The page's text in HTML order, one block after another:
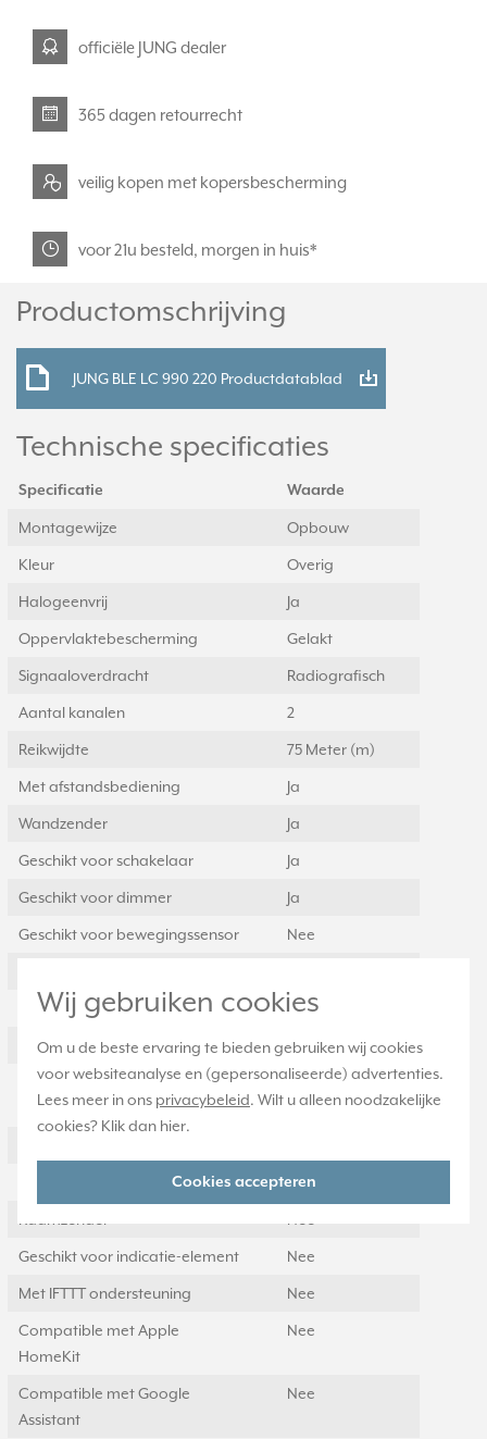
Wij gebruiken cookies
Om u de beste ervaring te bieden gebruiken wij cookies
voor websiteanalyse en (gepersonaliseerde) advertenties.
Lees meer in ons privacybeleid. Wilt u alleen noodzakelijke
cookies? Klik dan hier.
Cookies accepteren
officiële JUNG dealer
365 dagen retourrecht
veilig kopen met kopersbescherming
voor 21u besteld, morgen in huis*
Productomschrijving
JUNG BLE LC 990 220 Productdatablad
Technische specificaties
Specificatie Waarde
Montagewijze Opbouw
Kleur Overig
Halogeenvrij Ja
Oppervlaktebescherming Gelakt
Signaaloverdracht Radiografisch
Aantal kanalen 2
Reikwijdte 75 Meter (m)
Met afstandsbediening Ja
Wandzender Ja
Geschikt voor schakelaar Ja
Geschikt voor dimmer Ja
Geschikt voor bewegingssensor Nee
Materiaal Kunststof
Met handzender Nee
Geschikt voor
jaloezieschakelaar
Ja
Uitvoering oppervlakte Mat
Geschikt voor indicatie-element Nee
Met IFTTT ondersteuning Nee
Compatible met Apple
HomeKit
Nee
Compatible met Google
Assistant
Nee